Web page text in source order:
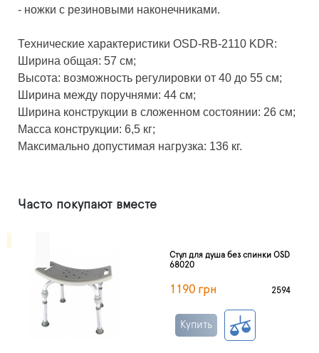
- ножки с резиновыми наконечниками.
Технические характеристики OSD-RB-2110 KDR:
Ширина общая: 57 см;
Высота: возможность регулировки от 40 до 55 см;
Ширина между поручнями: 44 см;
Ширина конструкции в сложенном состоянии: 26 см;
Масса конструкции: 6,5 кг;
Максимально допустимая нагрузка: 136 кг.
Часто покупают вместе
Стул для душа без спинки OSD
68020
1190 грн 2594
Купить